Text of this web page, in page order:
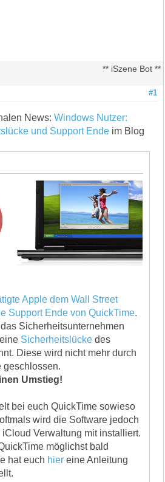
** iSzene Bot **
#1
News:Windows Nutzer:
und Support Ende im Blog
Apple dem Wall Street
Support Ende von QuickTime.
Sicherheitsunternehmen
Sicherheitslücke des
Diese wird nicht mehr durch
geschlossen.
Umstieg!
bei euch QuickTime sowieso
wird die Software jedoch
Verwaltung mit installiert.
möglichst bald
hat euch hier eine Anleitung